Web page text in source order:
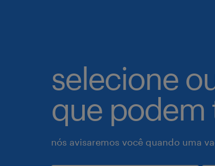
selecione
que podem
nós avisaremos você quando uma